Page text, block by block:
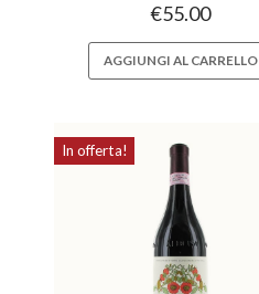
€55.00
AGGIUNGI AL CARRELLO
In offerta!